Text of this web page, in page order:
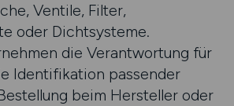
Ventile, Filter,
oder Dichtsysteme.
die Verantwortung für
Identifikation passender
beim Hersteller oder